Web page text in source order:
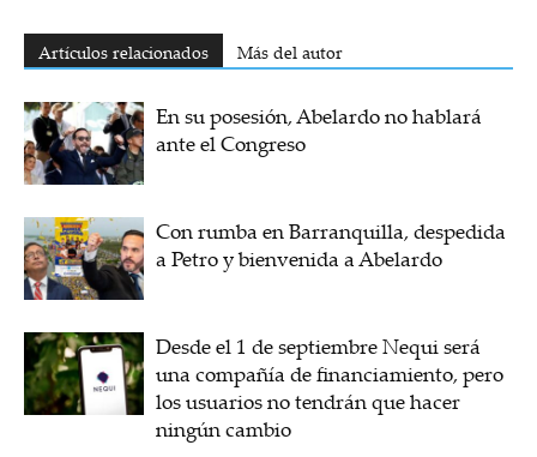
Artículos relacionados Más del autor
En su posesión, Abelardo no hablará
ante el Congreso
Con rumba en Barranquilla, despedida
a Petro y bienvenida a Abelardo
Desde el 1 de septiembre Nequi será
una compañía de financiamiento, pero
los usuarios no tendrán que hacer
ningún cambio